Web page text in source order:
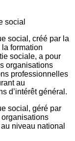
social, créé par la
la formation
sociale, a pour
organisations
professionnelles
au
d’intérêt général.
social, géré par
organisations
niveau national